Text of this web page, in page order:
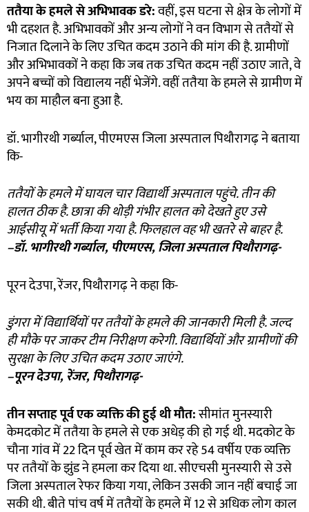
ततैया के हमले से अभिभावक डरे:वहीं, इस घटना से क्षेत्र के लोगों में
भी दहशत है. अभिभावकों और अन्य लोगों ने वन विभाग से ततैयाें से
निजात दिलाने के लिए उचित कदम उठाने की मांग की है. ग्रामीणों
और अभिभावकों ने कहा कि जब तक उचित कदम नहीं उठाए जाते, वे
अपने बच्चों को विद्यालय नहीं भेजेंगे. वहीं ततैया के हमले से ग्रामीण में
भय का माहौल बना हुआ है.
डॉ. भागीरथी गर्ब्याल, पीएमएस जिला अस्पताल पिथौरागढ़ ने बताया
कि-
ततैयाें के हमले में घायल चार विद्यार्थी अस्पताल पहुंचे. तीन की
हालत ठीक है. छात्रा की थोड़ी गंभीर हालत को देखते हुए उसे
आईसीयू में भर्ती किया गया है. फिलहाल वह भी खतरे से बाहर है.
–डॉ. भागीरथी गर्ब्याल,पीएमएस,जिला अस्पताल पिथौरागढ़-
पूरन देउपा, रेंजर, पिथौरागढ़ ने कहा कि-
डुंगरा में विद्यार्थियों पर ततैयों के हमले की जानकारी मिली है. जल्द
ही मौके पर जाकर टीम निरीक्षण करेगी. विद्यार्थियों और ग्रामीणों की
सुरक्षा के लिए उचित कदम उठाए जाएंगे.
–पूरन देउपा,रेंजर,पिथौरागढ़-
तीन सप्ताह पूर्व एक व्यक्ति की हुई थी मौत:सीमांत मुनस्यारी
केमदकोट में ततैया के हमले से एक अधेड़ की हो गई थी. मदकोट के
चौना गांव में 22 दिन पूर्व खेत में काम कर रहे 54 वर्षीय एक व्यक्ति
पर ततैयाें के झुंड ने हमला कर दिया था. सीएचसी मुनस्यारी से उसे
जिला अस्पताल रेफर किया गया, लेकिन उसकी जान नहीं बचाई जा
सकी थी. बीते पांच वर्ष में ततैयाें के हमले में 12 से अधिक लोग काल